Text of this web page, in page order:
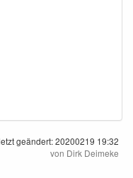
geändert:20200219 19:32
von Dirk Deimeke